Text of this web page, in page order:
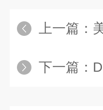
上一篇：
下一篇：